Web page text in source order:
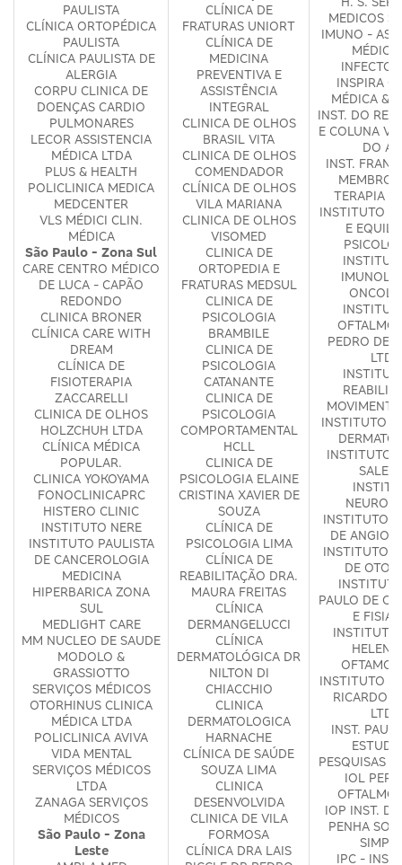
PAULISTA
CLÍNICA ORTOPÉDICA
PAULISTA
CLÍNICA PAULISTA DE
ALERGIA
CORPU CLINICA DE
DOENÇAS CARDIO
PULMONARES
LECOR ASSISTENCIA
MÉDICA LTDA
PLUS & HEALTH
POLICLINICA MEDICA
MEDCENTER
VLS MÉDICI CLIN.
MÉDICA
São Paulo - Zona Sul
CARE CENTRO MÉDICO
DE LUCA - CAPÃO
REDONDO
CLINICA BRONER
CLÍNICA CARE WITH
DREAM
CLÍNICA DE
FISIOTERAPIA
ZACCARELLI
CLINICA DE OLHOS
HOLZCHUH LTDA
CLÍNICA MÉDICA
POPULAR.
CLINICA YOKOYAMA
FONOCLINICAPRC
HISTERO CLINIC
INSTITUTO NERE
INSTITUTO PAULISTA
DE CANCEROLOGIA
MEDICINA
HIPERBARICA ZONA
SUL
MEDLIGHT CARE
MM NUCLEO DE SAUDE
MODOLO &
GRASSIOTTO
SERVIÇOS MÉDICOS
OTORHINUS CLINICA
MÉDICA LTDA
POLICLINICA AVIVA
VIDA MENTAL
SERVIÇOS MÉDICOS
LTDA
ZANAGA SERVIÇOS
MÉDICOS
São Paulo - Zona
Leste
CLÍNICA DE
FRATURAS UNIORT
CLÍNICA DE
MEDICINA
PREVENTIVA E
ASSISTÊNCIA
INTEGRAL
CLINICA DE OLHOS
BRASIL VITA
CLINICA DE OLHOS
COMENDADOR
CLÍNICA DE OLHOS
VILA MARIANA
CLINICA DE OLHOS
VISOMED
CLINICA DE
ORTOPEDIA E
FRATURAS MEDSUL
CLINICA DE
PSICOLOGIA
BRAMBILE
CLINICA DE
PSICOLOGIA
CATANANTE
CLINICA DE
PSICOLOGIA
COMPORTAMENTAL
HCLL
CLINICA DE
PSICOLOGIA ELAINE
CRISTINA XAVIER DE
SOUZA
CLÍNICA DE
PSICOLOGIA LIMA
CLÍNICA DE
REABILITAÇÃO DRA.
MAURA FREITAS
CLÍNICA
DERMANGELUCCI
CLÍNICA
DERMATOLÓGICA DR
NILTON DI
CHIACCHIO
CLINICA
DERMATOLOGICA
HARNACHE
CLÍNICA DE SAÚDE
SOUZA LIMA
CLINICA
DESENVOLVIDA
CLINICA DE VILA
FORMOSA
CLÍNICA DRA LAIS
MEDICOS
IMUNO -
MÉDICA
INSPIRA
MÉDICA &
INST. DO
E COLUNA
DO
INST.
MEMBRO
TERAPIA
INSTITUTO
E
PEDRO DE
LTDA
INSTITUTO
INSTITUTO
INSTITUTO
DE
INSTITUTO
DE
PAULO DE
E
INSTITUTO
INSTITUTO
RICARDO
LTDA
INST.
PESQUISAS
IOL
IOP INST.
PENHA
IPC -